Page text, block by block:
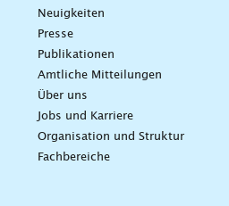
Neuigkeiten
Presse
Publikationen
Amtliche Mitteilungen
Über uns
Jobs und Karriere
Organisation und Struktur
Fachbereiche